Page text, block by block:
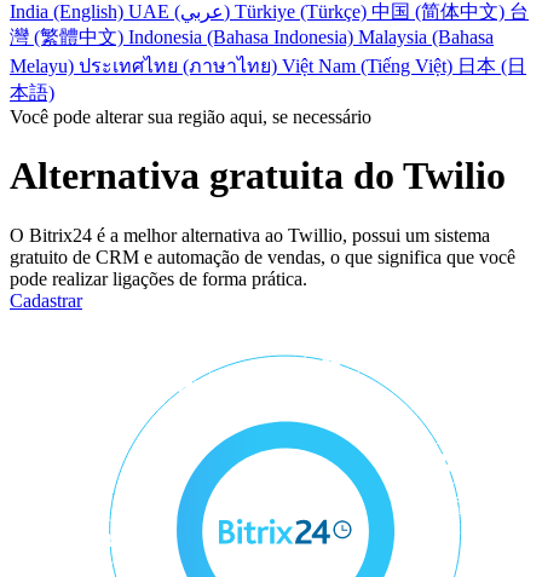
India (English)
UAE (عربي) Türkiye (Türkçe) 中国 (简体中文) 台
灣 (繁體中文) Indonesia (Bahasa Indonesia) Malaysia (Bahasa
Melayu) ประเทศไทย (ภาษาไทย) Việt Nam (Tiếng Việt) 日本 (日
本語)
Você pode alterar sua região aqui, se necessário
Alternativa gratuita do Twilio
O Bitrix24 é a melhor alternativa ao Twillio, possui um sistema
gratuito de CRM e automação de vendas, o que significa que você
pode realizar ligações de forma prática.
Cadastrar